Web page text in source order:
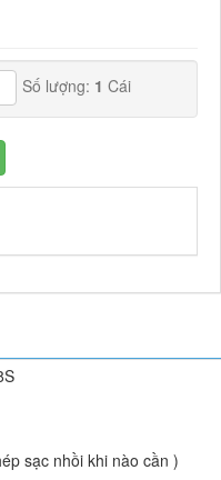
Số lượng: 1 Cái
sạc nhồi khi nào cần )